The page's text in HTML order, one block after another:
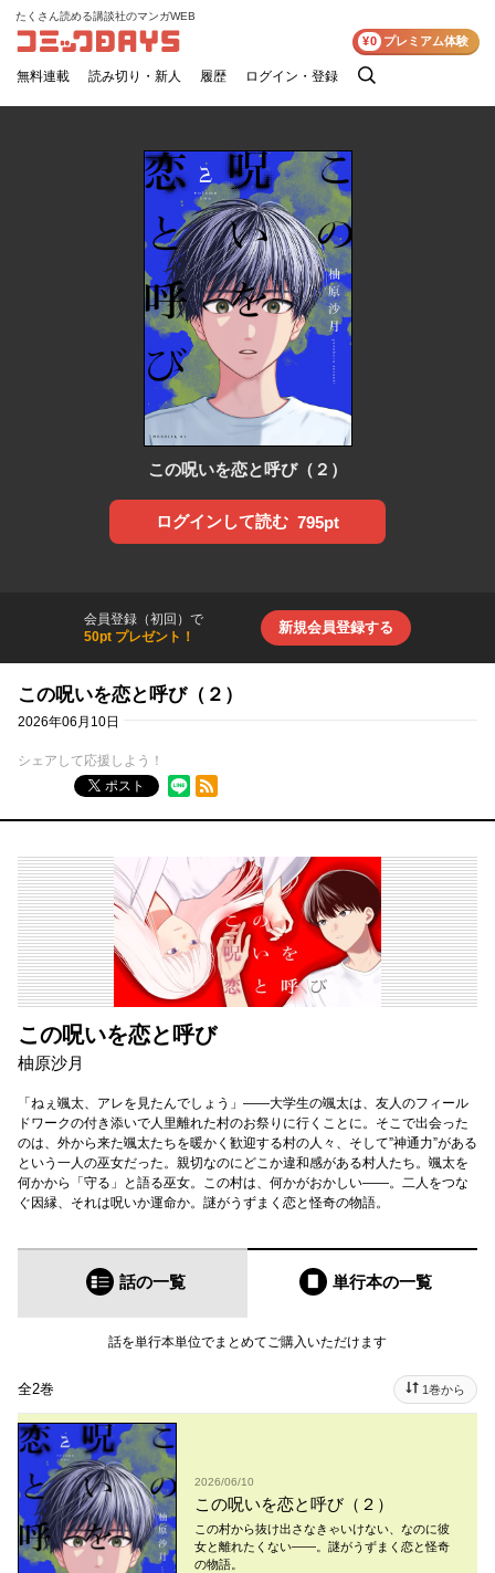
コミックDAYS
たくさん読める講談社のマンガWEB
無料連載 読み切り・新人 履歴 ログイン・登録
検
¥0 プレミアム体験
この呪いを恋と呼び（２）
ログインして読む 795pt
会員登録（初回）で
50pt プレゼント！
新規会員登録する
この呪いを恋と呼び（２）
2026年06月10日
シェアして応援しよう！
ポスト
RSSフィード
この呪いを恋と呼び
柚原沙月
「ねぇ颯太、アレを見たんでしょう」――大学生の颯太は、友人のフィール
ドワークの付き添いで人里離れた村のお祭りに行くことに。そこで出会った
のは、外から来た颯太たちを暖かく歓迎する村の人々、そして”神通力”がある
という一人の巫女だった。親切なのにどこか違和感がある村人たち。颯太を
何かから「守る」と語る巫女。この村は、何かがおかしい――。二人をつな
ぐ因縁、それは呪いか運命か。謎がうずまく恋と怪奇の物語。
話の一覧 単行本の一覧
話を単行本単位でまとめてご購入いただけます
全2巻 1巻から
2026/06/10
この呪いを恋と呼び（２）
この村から抜け出さなきゃいけない、なのに彼
女と離れたくない――。謎がうずまく恋と怪奇
の物語。